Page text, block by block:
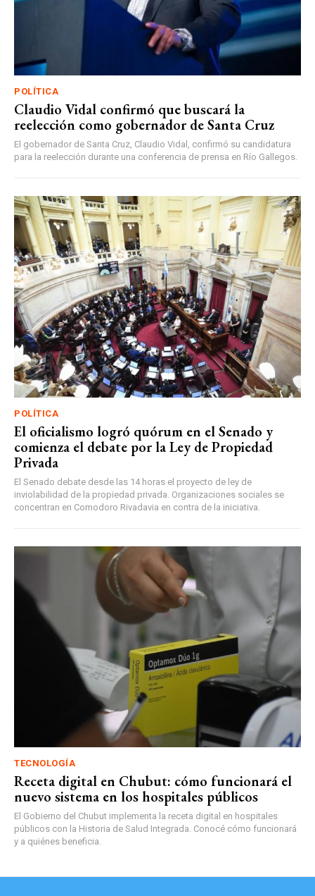
POLÍTICA
Claudio Vidal confirmó que buscará la
reelección como gobernador de Santa Cruz
El gobernador de Santa Cruz, Claudio Vidal, confirmó su candidatura
para la reelección durante una conferencia de prensa en Río Gallegos.
POLÍTICA
El oficialismo logró quórum en el Senado y
comienza el debate por la Ley de Propiedad
Privada
El Senado debate desde las 14 horas el proyecto de ley de
inviolabilidad de la propiedad privada. Organizaciones sociales se
concentran en Comodoro Rivadavia en contra de la iniciativa.
TECNOLOGÍA
Receta digital en Chubut: cómo funcionará el
nuevo sistema en los hospitales públicos
El Gobierno del Chubut implementa la receta digital en hospitales
públicos con la Historia de Salud Integrada. Conocé cómo funcionará
y a quiénes beneficia.